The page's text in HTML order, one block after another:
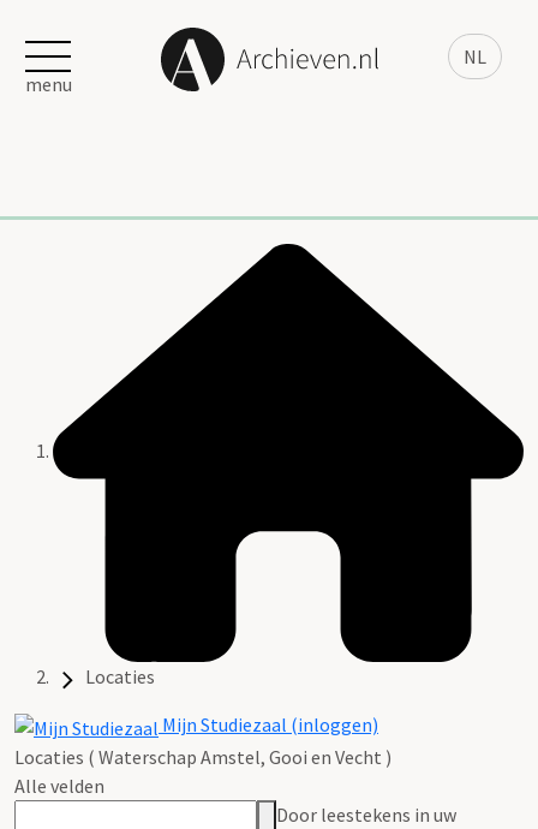
NL
menu
Locaties
Mijn Studiezaal (inloggen)
Locaties ( Waterschap Amstel, Gooi en Vecht )
Alle velden
Door leestekens in uw